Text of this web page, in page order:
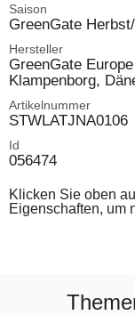
Saison
GreenGate
Hersteller
GreenGate
Klampenborg,
Artikelnummer
STWLATJNA0106
Id
056474
Klicken Sie oben
Eigenschaften, um